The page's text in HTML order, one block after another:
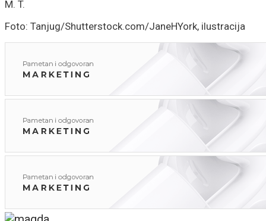
M. T.
Foto: Tanjug/Shutterstock.com/JaneHYork, ilustracija